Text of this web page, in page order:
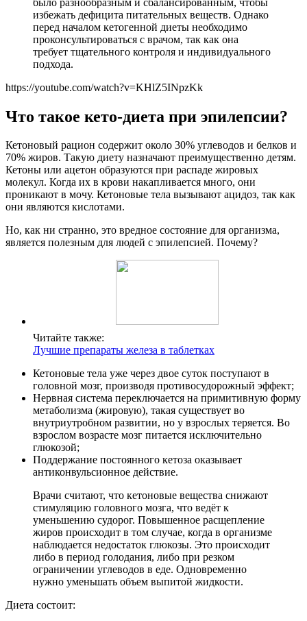
избежать дефицита питательных веществ. Однако
перед началом кетогенной диеты необходимо
проконсультироваться с врачом, так как она
требует тщательного контроля и индивидуального
подхода.
https://youtube.com/watch?v=KHlZ5INpzKk
Что такое кето-диета при эпилепсии?
Кетоновый рацион содержит около 30% углеводов и белков и
70% жиров. Такую диету назначают преимущественно детям.
Кетоны или ацетон образуются при распаде жировых
молекул. Когда их в крови накапливается много, они
проникают в мочу. Кетоновые тела вызывают ацидоз, так как
они являются кислотами.
Но, как ни странно, это вредное состояние для организма,
является полезным для людей с эпилепсией. Почему?
Читайте также:
Лучшие препараты железа в таблетках
Кетоновые тела уже через двое суток поступают в
головной мозг, производя противосудорожный эффект;
Нервная система переключается на примитивную форму
метаболизма (жировую), такая существует во
внутриутробном развитии, но у взрослых теряется. Во
взрослом возрасте мозг питается исключительно
глюкозой;
Поддержание постоянного кетоза оказывает
антиконвульсионное действие.
Врачи считают, что кетоновые вещества снижают
стимуляцию головного мозга, что ведёт к
уменьшению судорог. Повышенное расщепление
жиров происходит в том случае, когда в организме
наблюдается недостаток глюкозы. Это происходит
либо в период голодания, либо при резком
ограничении углеводов в еде. Одновременно
нужно уменьшать объем выпитой жидкости.
Диета состоит: